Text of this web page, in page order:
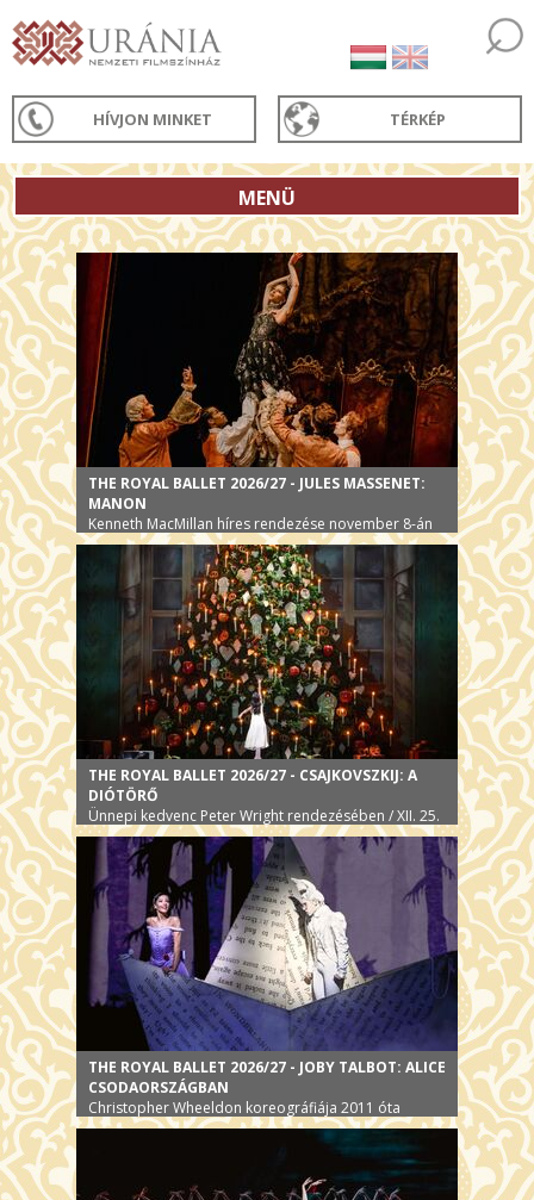
HÍVJON MINKET TÉRKÉP
MENÜ
THE ROYAL BALLET 2026/27 - JULES MASSENET:
MANON
Kenneth MacMillan híres rendezése november 8-án
THE ROYAL BALLET 2026/27 - CSAJKOVSZKIJ: A
DIÓTÖRŐ
Ünnepi kedvenc Peter Wright rendezésében / XII. 25.
THE ROYAL BALLET 2026/27 - JOBY TALBOT: ALICE
CSODAORSZÁGBAN
Christopher Wheeldon koreográfiája 2011 óta
színpadon